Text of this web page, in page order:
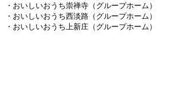
・おいしいおうち崇禅寺（グループホーム）
・おいしいおうち西淡路（グループホーム）
・おいしいおうち上新庄（グループホーム）